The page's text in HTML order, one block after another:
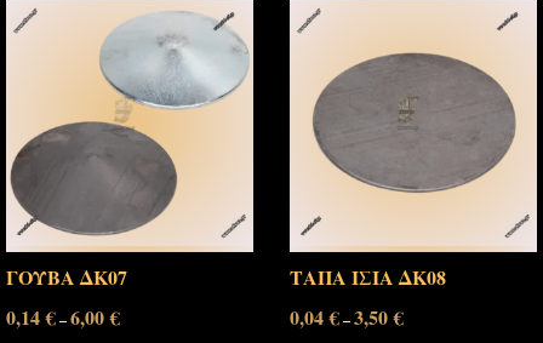
ΓΟΥΒΑ ΔΚ07
0,14€–6,00€
ΤΑΠΑ ΙΣΙΑ ΔΚ08
0,04€–3,50€